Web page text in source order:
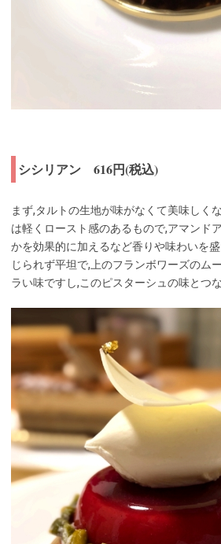
シシリアン 616円(税込)
まず,タルトの生地が味がなくて美味しく
は軽くロースト感のあるもので,アマンド
かを効果的に加えるなど香りや味わいを
じられず平坦で,上のフランボワーズのム
ラい味ですし,このピスターシュの味とつ